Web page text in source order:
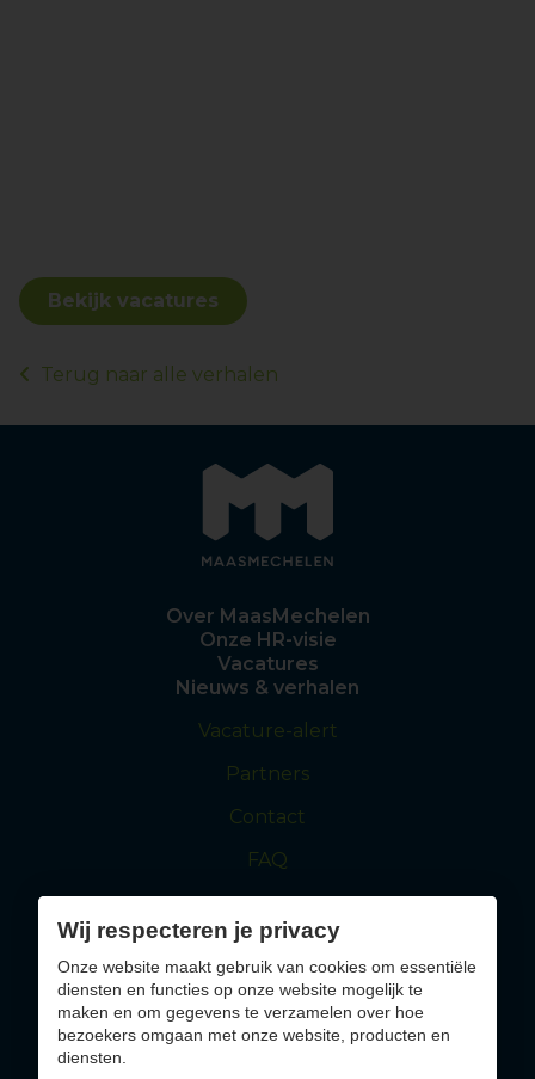
Bekijk vacatures
Terug naar alle verhalen
Over MaasMechelen
Onze HR-visie
Vacatures
Nieuws & verhalen
Vacature-alert
Partners
Contact
FAQ
maasmechelen.be
visitmaasmechelen.be
Solliciteer nu
Wij respecteren je privacy
Onze website maakt gebruik van cookies om essentiële
diensten en functies op onze website mogelijk te
maken en om gegevens te verzamelen over hoe
bezoekers omgaan met onze website, producten en
diensten.